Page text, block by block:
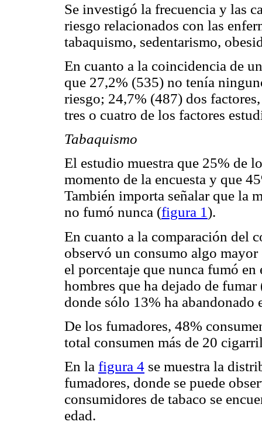
Se investigó la frecuencia y las
riesgo relacionados con las
tabaquismo, sedentarismo,
En cuanto a la coincidencia de
que 27,2% (535) no tenía
riesgo; 24,7% (487) dos
tres o cuatro de los factores
Tabaquismo
El estudio muestra que 25% de
momento de la encuesta y que
También importa señalar que la
no fumó nunca (figura 1).
En cuanto a la comparación del
observó un consumo algo
el porcentaje que nunca fumó
hombres que ha dejado de
donde sólo 13% ha abandonado
De los fumadores, 48%
total consumen más de 20
En la figura 4 se muestra la
fumadores, donde se puede
consumidores de tabaco se
edad.